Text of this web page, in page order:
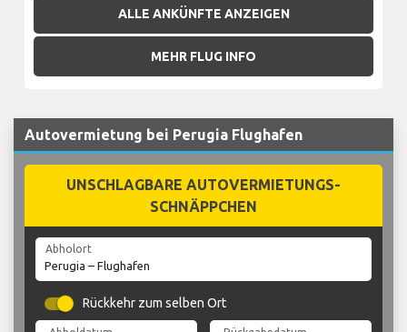
ALLE ANKÜNFTE ANZEIGEN
MEHR FLUG INFO
Autovermietung bei Perugia Flughafen
UNSCHLAGBARE AUTOVERMIETUNGS-
SCHNÄPPCHEN
Abholort
Rückkehr zum selben Ort